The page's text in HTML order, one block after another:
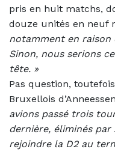
pris en huit matchs,
douze unités en neuf
notamment en raison
Sinon, nous serions
tête. »
Pas question,
Bruxellois
avions passé trois
dernière, éliminés
rejoindre la D2 au